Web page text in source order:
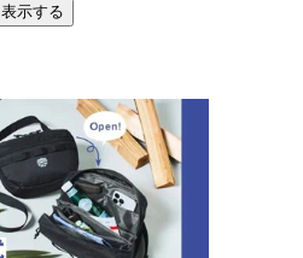
表示する